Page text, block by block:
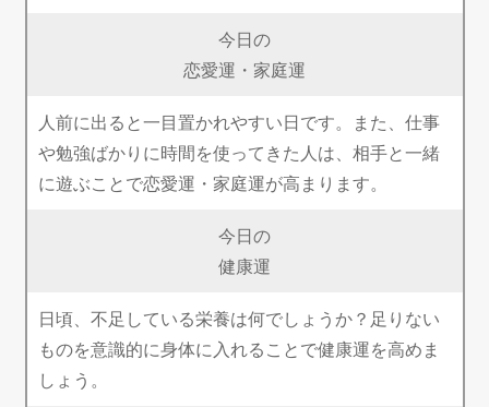
今日の
恋愛運・家庭運
人前に出ると一目置かれやすい日です。また、仕事
や勉強ばかりに時間を使ってきた人は、相手と一緒
に遊ぶことで恋愛運・家庭運が高まります。
今日の
健康運
日頃、不足している栄養は何でしょうか？足りない
ものを意識的に身体に入れることで健康運を高めま
しょう。